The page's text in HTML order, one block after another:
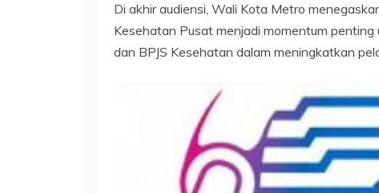
Di akhir audiensi, Wali Kota Metro
Kesehatan Pusat menjadi momentum
dan BPJS Kesehatan dalam meningkatkan